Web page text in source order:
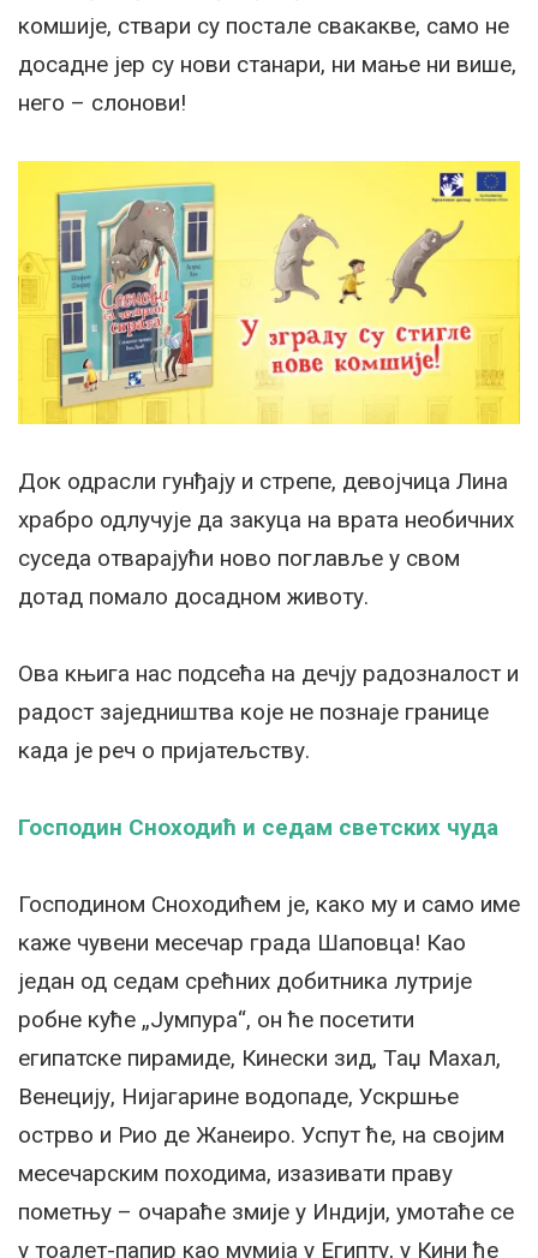
комшије, ствари су постале свакакве, само не
досадне јер су нови станари, ни мање ни више,
него – слонови!
Док одрасли гунђају и стрепе, девојчица Лина
храбро одлучује да закуца на врата необичних
суседа отварајући ново поглавље у свом
дотад помало досадном животу.
Ова књига нас подсећа на дечју радозналост и
радост заједништва које не познаје границе
када је реч о пријатељству.
Господин Сноходић и седам светских чуда
Господином Сноходићем је, како му и само име
каже чувени месечар града Шаповца! Као
један од седам срећних добитника лутрије
робне куће „Јумпура“, он ће посетити
египатске пирамиде, Кинески зид, Таџ Махал,
Венецију, Нијагарине водопаде, Ускршње
острво и Рио де Жанеиро. Успут ће, на својим
месечарским походима, изазивати праву
пометњу – очараће змије у Индији, умотаће се
у тоалет-папир као мумија у Египту, у Кини ће